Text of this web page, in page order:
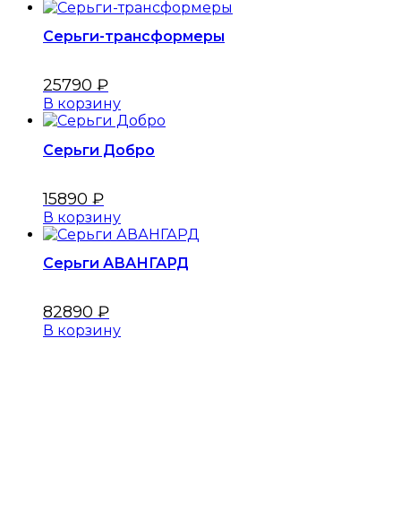
Серьги-трансформеры
25790 ₽
В корзину
Серьги Добро
15890 ₽
В корзину
Серьги АВАНГАРД
82890 ₽
В корзину